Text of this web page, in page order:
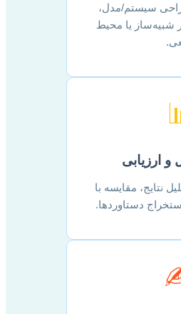
سیستم/مدل،
شبیه‌ساز یا محیط
نتایج، مقایسه با
دستاوردها.